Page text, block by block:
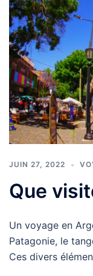
JUIN 27, 2022
Que
Un voyage en
Patagonie, le
Ces divers